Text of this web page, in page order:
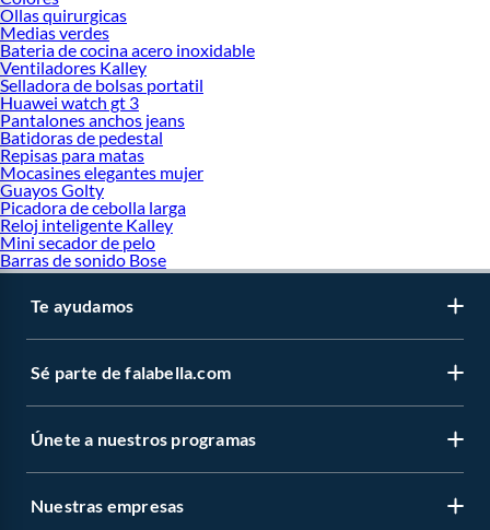
Ollas quirurgicas
Medias verdes
Bateria de cocina acero inoxidable
Ventiladores Kalley
Selladora de bolsas portatil
Huawei watch gt 3
Pantalones anchos jeans
Batidoras de pedestal
Repisas para matas
Mocasines elegantes mujer
Guayos Golty
Picadora de cebolla larga
Reloj inteligente Kalley
Mini secador de pelo
Barras de sonido Bose
Te ayudamos
Sé parte de falabella.com
Únete a nuestros programas
Nuestras empresas